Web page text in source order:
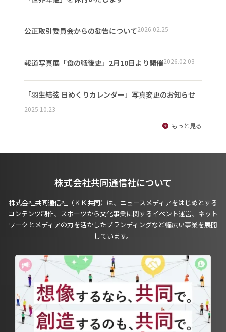
公正取引委員会からの勧告について2026.02.25
報道写真展「食の戦後史」2月10日より開催2026.02.03
「羽生結弦 日めくりカレンダー」写真変更のお知らせ
2025.10.23
もっと見る
株式会社共同通信社について
株式会社共同通信社（ＫＫ共同）は、ニュースメディアをはじめとする
コンテンツ制作、スポーツから文化事業に関するイベント運営、ネット
ワークとメディアの力を活かしたブランディングなど幅広い事業を展開
しています。